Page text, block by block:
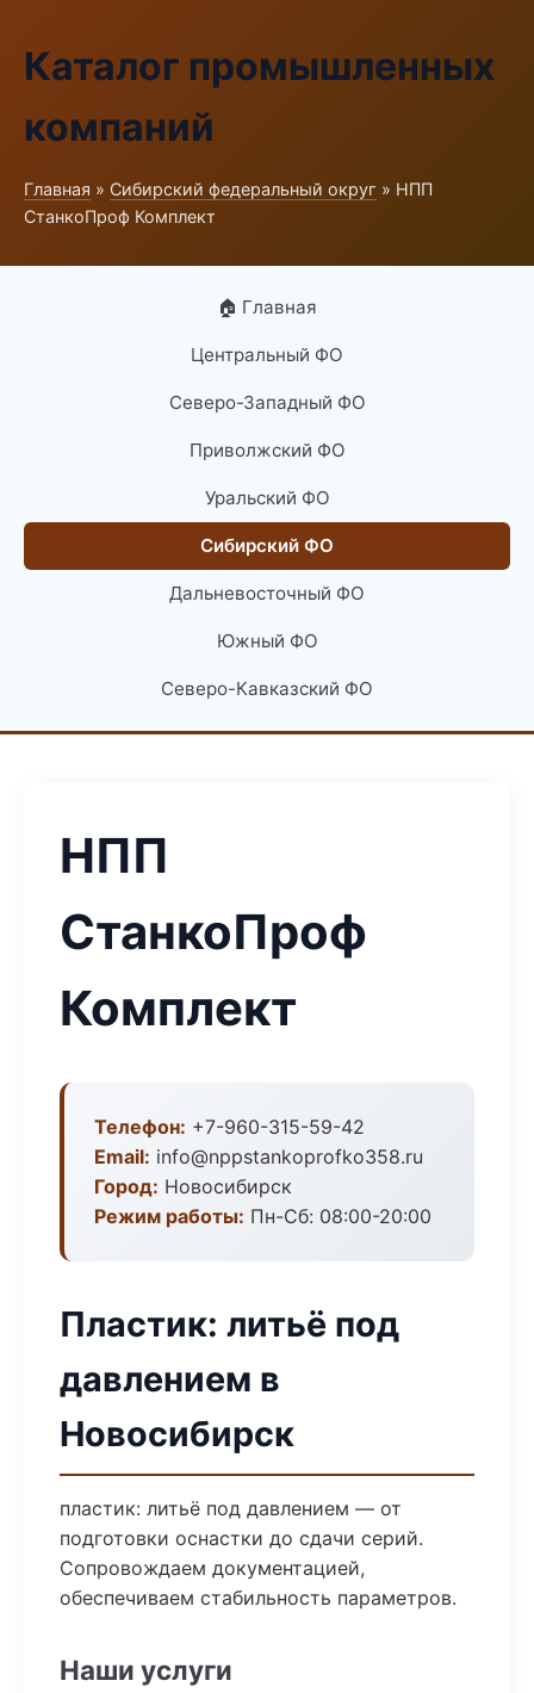
Каталог промышленных
компаний
Главная » Сибирский федеральный округ » НПП
СтанкоПроф Комплект
🏠 Главная
Центральный ФО
Северо-Западный ФО
Приволжский ФО
Уральский ФО
Сибирский ФО
Дальневосточный ФО
Южный ФО
Северо-Кавказский ФО
НПП
СтанкоПроф
Комплект
Телефон: +7-960-315-59-42
Email: info@nppstankoprofko358.ru
Город: Новосибирск
Режим работы: Пн-Сб: 08:00-20:00
Пластик: литьё под
давлением в
Новосибирск
пластик: литьё под давлением — от
подготовки оснастки до сдачи серий.
Сопровождаем документацией,
обеспечиваем стабильность параметров.
Наши услуги